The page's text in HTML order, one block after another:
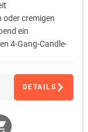
oder cremigen
ein
4-Gang-Candle-
auf das
DETAILS